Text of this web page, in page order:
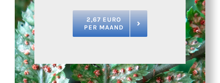
2,67 EURO
PER MAAND